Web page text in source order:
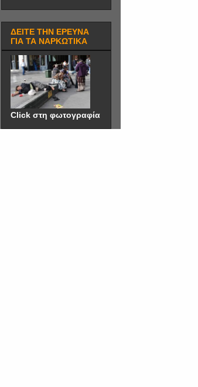
ΔΕΙΤΕ ΤΗΝ ΕΡΕΥΝΑ
ΓΙΑ ΤΑ ΝΑΡΚΩΤΙΚΑ
Click στη φωτογραφία